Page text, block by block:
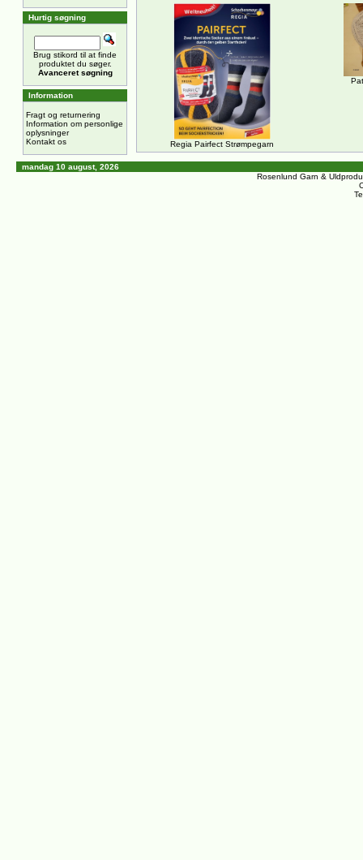
Hurtig søgning
Brug stikord til at finde
produktet du søger.
Avanceret søgning
Information
Fragt og returnering
Information om personlige
oplysninger
Kontakt os
Regia Pairfect Strømpegarn
mandag 10 august, 2026
Rosenlund Garn &